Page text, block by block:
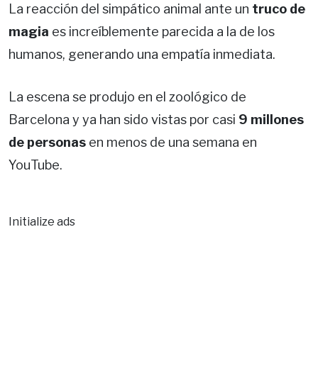
La reacción del simpático animal ante un truco de
magia es increíblemente parecida a la de los
humanos, generando una empatía inmediata.
La escena se produjo en el zoológico de
Barcelona y ya han sido vistas por casi 9 millones
de personas en menos de una semana en
YouTube.
Initialize ads